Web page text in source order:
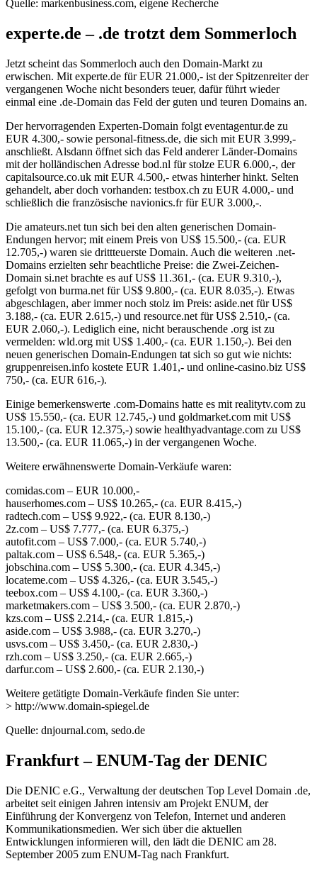
Quelle: markenbusiness.com, eigene Recherche
experte.de – .de trotzt dem Sommerloch
Jetzt scheint das Sommerloch auch den Domain-Markt zu
erwischen. Mit experte.de für EUR 21.000,- ist der Spitzenreiter der
vergangenen Woche nicht besonders teuer, dafür führt wieder
einmal eine .de-Domain das Feld der guten und teuren Domains an.
Der hervorragenden Experten-Domain folgt eventagentur.de zu
EUR 4.300,- sowie personal-fitness.de, die sich mit EUR 3.999,-
anschließt. Alsdann öffnet sich das Feld anderer Länder-Domains
mit der holländischen Adresse bod.nl für stolze EUR 6.000,-, der
capitalsource.co.uk mit EUR 4.500,- etwas hinterher hinkt. Selten
gehandelt, aber doch vorhanden: testbox.ch zu EUR 4.000,- und
schließlich die französische navionics.fr für EUR 3.000,-.
Die amateurs.net tun sich bei den alten generischen Domain-
Endungen hervor; mit einem Preis von US$ 15.500,- (ca. EUR
12.705,-) waren sie drittteuerste Domain. Auch die weiteren .net-
Domains erzielten sehr beachtliche Preise: die Zwei-Zeichen-
Domain si.net brachte es auf US$ 11.361,- (ca. EUR 9.310,-),
gefolgt von burma.net für US$ 9.800,- (ca. EUR 8.035,-). Etwas
abgeschlagen, aber immer noch stolz im Preis: aside.net für US$
3.188,- (ca. EUR 2.615,-) und resource.net für US$ 2.510,- (ca.
EUR 2.060,-). Lediglich eine, nicht berauschende .org ist zu
vermelden: wld.org mit US$ 1.400,- (ca. EUR 1.150,-). Bei den
neuen generischen Domain-Endungen tat sich so gut wie nichts:
gruppenreisen.info kostete EUR 1.401,- und online-casino.biz US$
750,- (ca. EUR 616,-).
Einige bemerkenswerte .com-Domains hatte es mit realitytv.com zu
US$ 15.550,- (ca. EUR 12.745,-) und goldmarket.com mit US$
15.100,- (ca. EUR 12.375,-) sowie healthyadvantage.com zu US$
13.500,- (ca. EUR 11.065,-) in der vergangenen Woche.
Weitere erwähnenswerte Domain-Verkäufe waren:
comidas.com – EUR 10.000,-
hauserhomes.com – US$ 10.265,- (ca. EUR 8.415,-)
radtech.com – US$ 9.922,- (ca. EUR 8.130,-)
2z.com – US$ 7.777,- (ca. EUR 6.375,-)
autofit.com – US$ 7.000,- (ca. EUR 5.740,-)
paltak.com – US$ 6.548,- (ca. EUR 5.365,-)
jobschina.com – US$ 5.300,- (ca. EUR 4.345,-)
locateme.com – US$ 4.326,- (ca. EUR 3.545,-)
teebox.com – US$ 4.100,- (ca. EUR 3.360,-)
marketmakers.com – US$ 3.500,- (ca. EUR 2.870,-)
kzs.com – US$ 2.214,- (ca. EUR 1.815,-)
aside.com – US$ 3.988,- (ca. EUR 3.270,-)
usvs.com – US$ 3.450,- (ca. EUR 2.830,-)
rzh.com – US$ 3.250,- (ca. EUR 2.665,-)
darfur.com – US$ 2.600,- (ca. EUR 2.130,-)
Weitere getätigte Domain-Verkäufe finden Sie unter:
> http://www.domain-spiegel.de
Quelle: dnjournal.com, sedo.de
Frankfurt – ENUM-Tag der DENIC
Die DENIC e.G., Verwaltung der deutschen Top Level Domain .de,
arbeitet seit einigen Jahren intensiv am Projekt ENUM, der
Einführung der Konvergenz von Telefon, Internet und anderen
Kommunikationsmedien. Wer sich über die aktuellen
Entwicklungen informieren will, den lädt die DENIC am 28.
September 2005 zum ENUM-Tag nach Frankfurt.